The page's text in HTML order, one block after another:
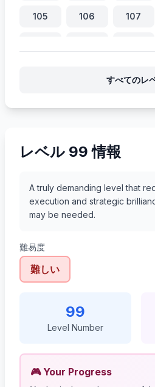
105 106 107
すべてのレ
レベル 99 情報
A truly demanding level that
execution and strategic
may be needed.
難易度
難しい
99
Level Number
🎮 Your Progress